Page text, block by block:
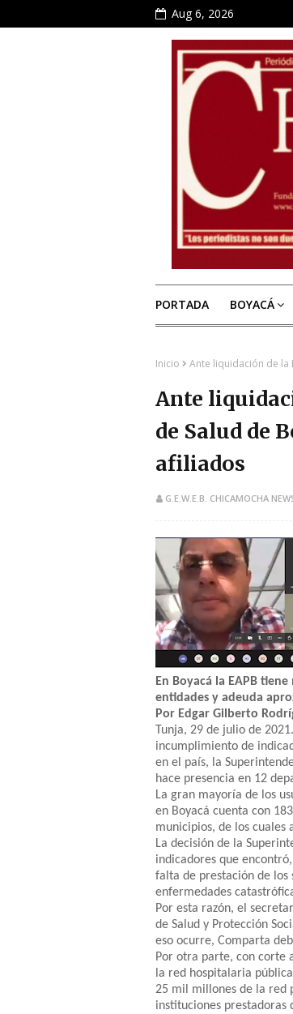
Aug 6, 2026
PORTADA BOYACÁ
Inicio Ante liquidación de la
Ante
de Salud de
afiliados
G.E.W.E.B. CHICAMOCHA
En Boyacá la EAPB
entidades y adeuda
Por Edgar Gilberto
Tunja, 29 de julio de
incumplimiento de
en el país, la
hace presencia en 12
La gran mayoría de los
en Boyacá cuenta con
municipios, de los
La decisión de la
indicadores que
falta de prestación de los
enfermedades
Por esta razón, el
de Salud y Protección
eso ocurre, Comparta
Por otra parte, con corte
la red hospitalaria
25 mil millones de la red
instituciones prestadoras